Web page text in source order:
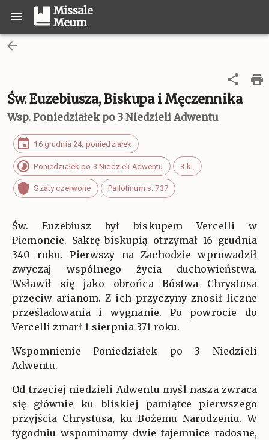
Missale
Meum
Św. Euzebiusza, Biskupa i Męczennika
Wsp.Poniedziałek po 3 Niedzieli Adwentu
16 grudnia 24, poniedziałek
Poniedziałek po 3 Niedzieli Adwentu 3 kl.
Szaty czerwone Pallotinum s. 737
Św. Euzebiusz był biskupem Vercelli w
Piemoncie. Sakrę biskupią otrzymał 16 grudnia
340 roku. Pierwszy na Zachodzie wprowadził
zwyczaj wspólnego życia duchowieństwa.
Wsławił się jako obrońca Bóstwa Chrystusa
przeciw arianom. Z ich przyczyny znosił liczne
prześladowania i wygnanie. Po powrocie do
Vercelli zmarł 1 sierpnia 371 roku.
Wspomnienie Poniedziałek po 3 Niedzieli
Adwentu.
Od trzeciej niedzieli Adwentu myśl nasza zwraca
się głównie ku bliskiej pamiątce pierwszego
przyjścia Chrystusa, ku Bożemu Narodzeniu. W
tygodniu wspominamy dwie tajemnice radosne,